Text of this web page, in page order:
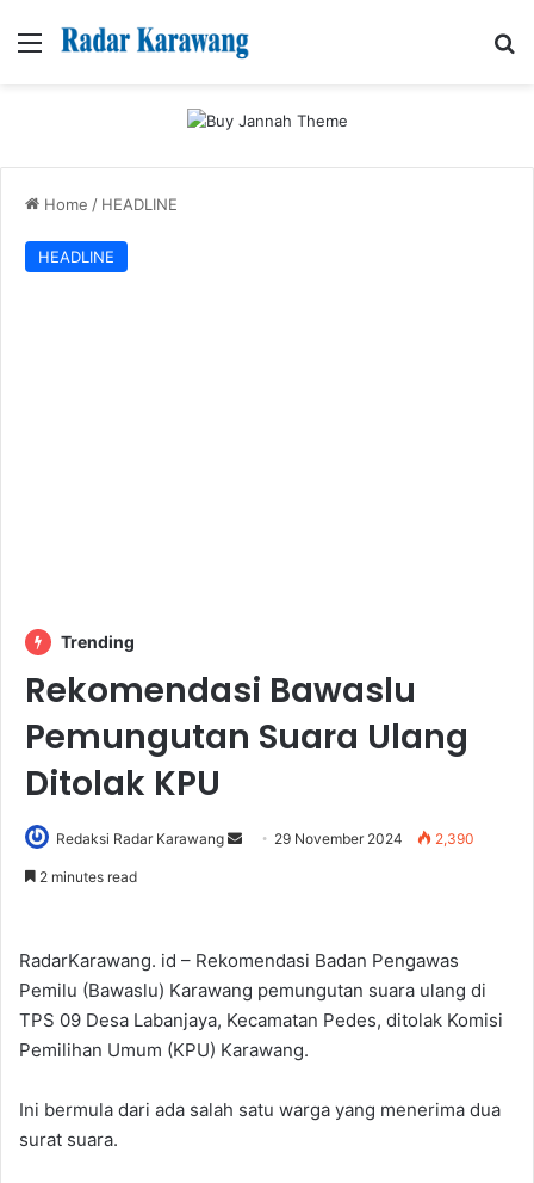
Menu
Home / HEADLINE
HEADLINE
Trending
Rekomendasi Bawaslu
Pemungutan Suara Ulang
Ditolak KPU
Redaksi Radar Karawang
Send 29 November 2024 2,390
2 minutes read
RadarKarawang. id – Rekomendasi Badan Pengawas
Pemilu (Bawaslu) Karawang pemungutan suara ulang di
TPS 09 Desa Labanjaya, Kecamatan Pedes, ditolak Komisi
Pemilihan Umum (KPU) Karawang.
Ini bermula dari ada salah satu warga yang menerima dua
surat suara.